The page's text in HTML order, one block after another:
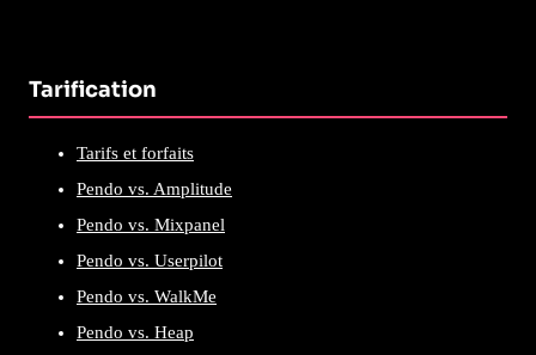
Tarification
Tarifs et forfaits
Pendo vs. Amplitude
Pendo vs. Mixpanel
Pendo vs. Userpilot
Pendo vs. WalkMe
Pendo vs. Heap